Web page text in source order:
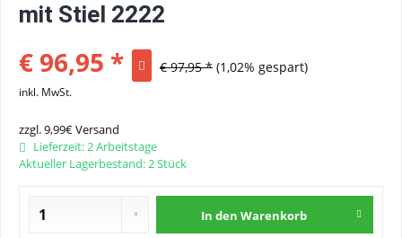
mit Stiel 2222
€ 96,95 * € 97,95 * (1,02% gespart)
inkl. MwSt.
zzgl. 9,99€ Versand
Lieferzeit: 2 Arbeitstage
Aktueller Lagerbestand: 2 Stück
In den Warenkorb